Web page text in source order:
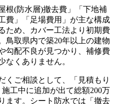
根(防水層)撤去費」「下地補
費」「足場費用」が主な構成
ため、カバー工法より初期費
鳥取県内で築20年以上の建物
勾配不良が見つかり、補修費
なくありません。
くご相談として、「見積もり
工中に追加が出て総額200万
ます。シート防水では「撤去